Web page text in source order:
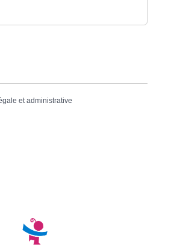
et administrative